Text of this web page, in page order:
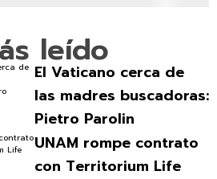
leído
El Vaticano cerca de
las madres buscadoras:
Pietro Parolin
UNAM rompe contrato
con Territorium Life